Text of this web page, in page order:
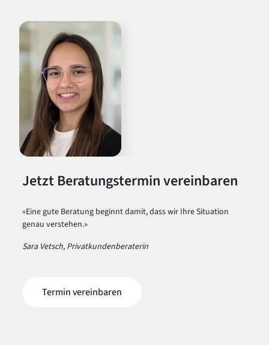
Jetzt Beratungstermin vereinbaren
«Eine gute Beratung beginnt damit, dass wir Ihre Situation
genau verstehen.»
Sara Vetsch, Privatkundenberaterin
Termin vereinbaren